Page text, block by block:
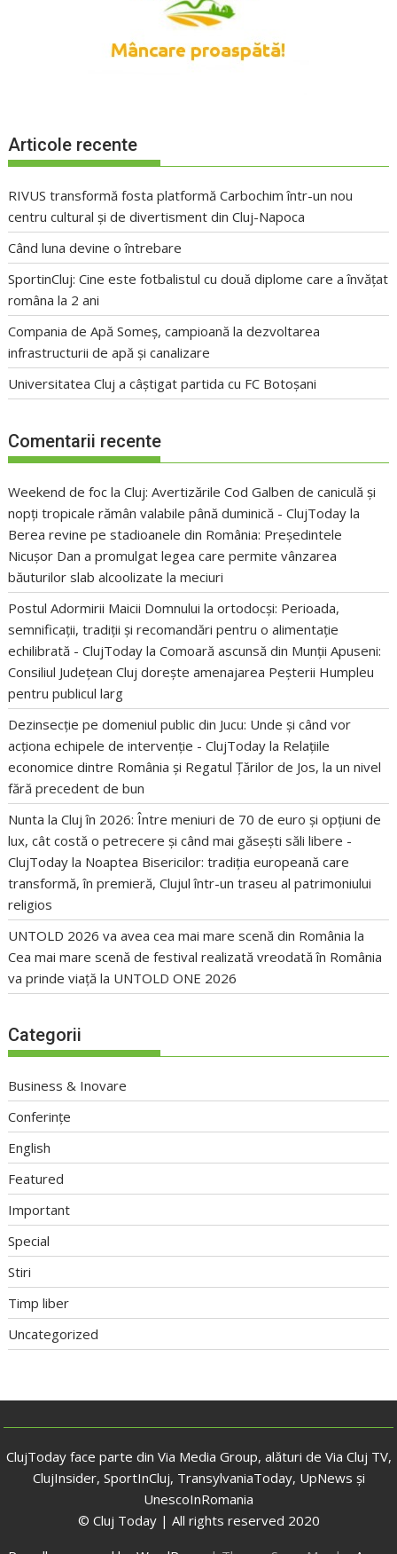
Articole recente
RIVUS transformă fosta platformă Carbochim într-un nou
centru cultural și de divertisment din Cluj-Napoca
Când luna devine o întrebare
SportinCluj: Cine este fotbalistul cu două diplome care a învățat
româna la 2 ani
Compania de Apă Someș, campioană la dezvoltarea
infrastructurii de apă și canalizare
Universitatea Cluj a câștigat partida cu FC Botoșani
Comentarii recente
Weekend de foc la Cluj: Avertizările Cod Galben de caniculă și
nopți tropicale rămân valabile până duminică - ClujToday la
Berea revine pe stadioanele din România: Președintele
Nicușor Dan a promulgat legea care permite vânzarea
băuturilor slab alcoolizate la meciuri
Postul Adormirii Maicii Domnului la ortodocși: Perioada,
semnificații, tradiții și recomandări pentru o alimentație
echilibrată - ClujToday laComoară ascunsă din Munții Apuseni:
Consiliul Județean Cluj dorește amenajarea Peșterii Humpleu
pentru publicul larg
Dezinsecție pe domeniul public din Jucu: Unde și când vor
acționa echipele de intervenție - ClujToday la Relațiile
economice dintre România și Regatul Țărilor de Jos, la un nivel
fără precedent de bun
Nunta la Cluj în 2026: Între meniuri de 70 de euro și opțiuni de
lux, cât costă o petrecere și când mai găsești săli libere -
ClujToday la Noaptea Bisericilor: tradiția europeană care
transformă, în premieră, Clujul într-un traseu al patrimoniului
religios
UNTOLD 2026 va avea cea mai mare scenă din România la
Cea mai mare scenă de festival realizată vreodată în România
va prinde viață la UNTOLD ONE 2026
Categorii
Business & Inovare
Conferințe
English
Featured
Important
Special
Stiri
Timp liber
Uncategorized
ClujToday face parte din Via Media Group, alături de Via Cluj TV,
ClujInsider, SportInCluj, TransylvaniaToday, UpNews și
UnescoInRomania
© Cluj Today | All rights reserved 2020